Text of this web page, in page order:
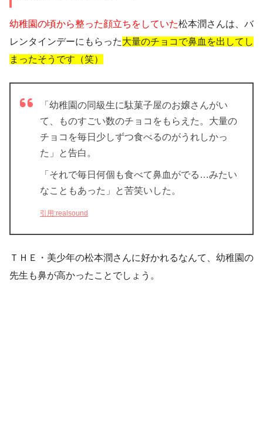
幼稚園の頃から整った顔立ちをしていた松本潤さんは、バ
レンタインデーにもらった大量のチョコで鼻血を出してし
まったそうです（笑）
「幼稚園の同級生に駄菓子屋のお嬢さんがい
て、ものすごい数のチョコをもらえた。大量の
チョコを毎日少しずつ食べるのがうれしかっ
た」と告白。
「それで毎日何個も食べて鼻血がでる…みたい
なこともあった」と苦笑いした。
引用:realsound
ＴＨＥ・美少年の松本潤さんに好かれるなんて、幼稚園の
先生も鼻が高かったことでしょう。